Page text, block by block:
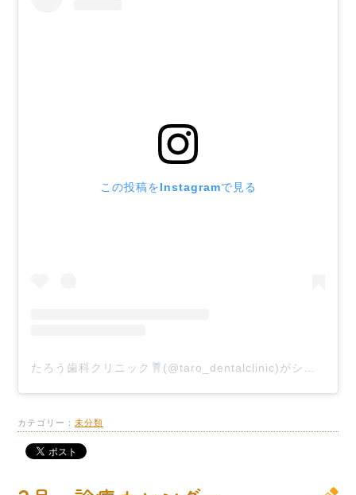
この投稿をInstagramで見る
たろう歯科クリニック (@taro_dentalclinic)がシェアした投稿
カテゴリー： 未分類